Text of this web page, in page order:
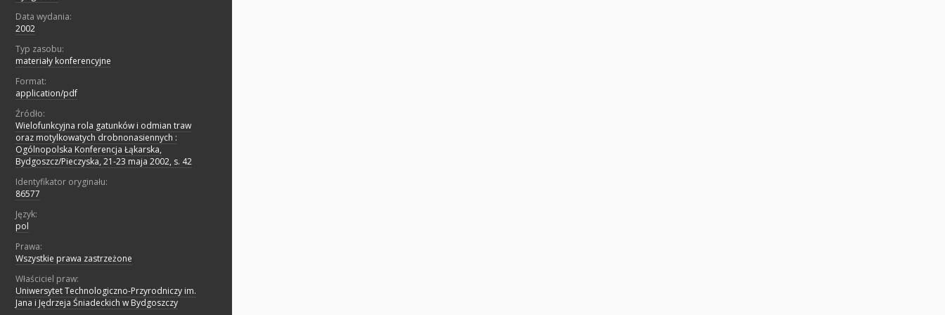
Data wydania:
2002
Typ zasobu:
materiały konferencyjne
Format:
application/pdf
Źródło:
Wielofunkcyjna rola gatunków i odmian traw
oraz motylkowatych drobnonasiennych :
Ogólnopolska Konferencja Łąkarska,
Bydgoszcz/Pieczyska, 21-23 maja 2002, s. 42
Identyfikator oryginału:
86577
Język:
pol
Prawa:
Wszystkie prawa zastrzeżone
Właściciel praw:
Uniwersytet Technologiczno-Przyrodniczy im.
Jana i Jędrzeja Śniadeckich w Bydgoszczy